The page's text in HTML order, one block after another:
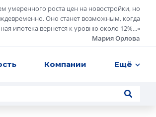
умеренного роста цен на новостройки, но
Оно станет возможным, когда
ипотека вернется к уровню около 12%...»
Мария Орлова
Компании Ещё